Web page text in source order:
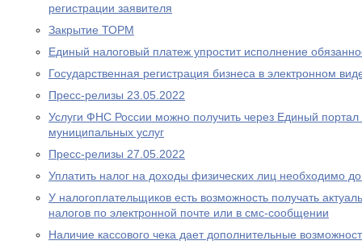
регистрации заявителя
Закрытие ТОРМ
Единый налоговый платеж упростит исполнение
Государственная регистрация бизнеса в электронном
Пресс-релизы 23.05.2022
Услуги ФНС России можно получить через Единый портал
муниципальных услуг
Пресс-релизы 27.05.2022
Уплатить налог на доходы физических лиц необходимо
У налогоплательщиков есть возможность получать
налогов по электронной почте или в смс-сообщении
Наличие кассового чека дает дополнительные